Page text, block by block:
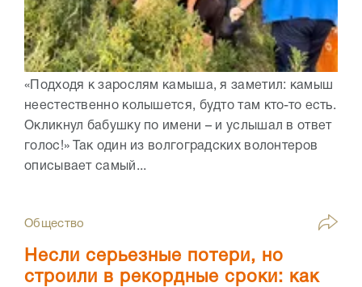
«Подходя к зарослям камыша, я заметил: камыш
неестественно колышется, будто там кто-то есть.
Окликнул бабушку по имени – и услышал в ответ
голос!» Так один из волгоградских волонтеров
описывает самый...
Общество
Несли серьезные потери, но
строили в рекордные сроки: как